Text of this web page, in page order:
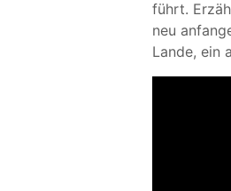
führt.
neu
Lande, ein